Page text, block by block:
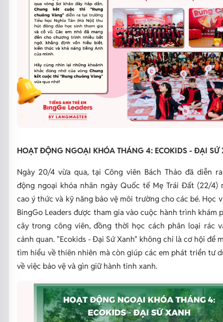
HOẠT ĐỘNG NGOẠI KHÓA THÁNG 4: ECOKIDS - ĐẠI SỨ
Ngày 20/4 vừa qua, tại Công viên Bách Thảo đã diễn
động ngoại khóa nhân ngày Quốc tế Mẹ Trái Đất (22/4)
cao ý thức và kỹ năng bảo vệ môi trường cho các bé. Học
BingGo Leaders được tham gia vào cuộc hành trình khám
cây trong công viên, đồng thời học cách phân loại rác
cảnh quan. "Ecokids - Đại Sứ Xanh" không chỉ là cơ hội để
tìm hiểu về thiên nhiên mà còn giúp các em phát triển tư
về việc bảo vệ và gìn giữ hành tinh xanh.